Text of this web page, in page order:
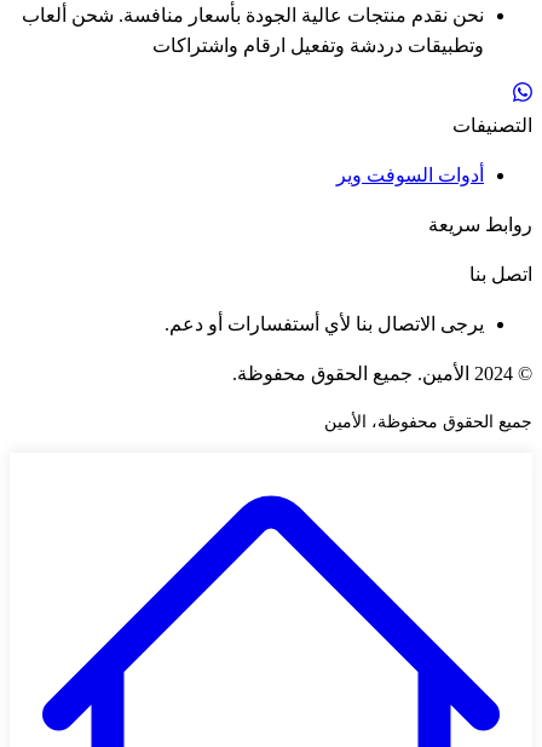
نحن نقدم منتجات عالية الجودة بأسعار منافسة. شحن ألعاب
وتطبيقات دردشة وتفعيل ارقام واشتراكات
التصنيفات
أدوات السوفت وير
روابط سريعة
اتصل بنا
يرجى الاتصال بنا لأي أستفسارات أو دعم.
© 2024 الأمين. جميع الحقوق محفوظة.
جميع الحقوق محفوظة، الأمين